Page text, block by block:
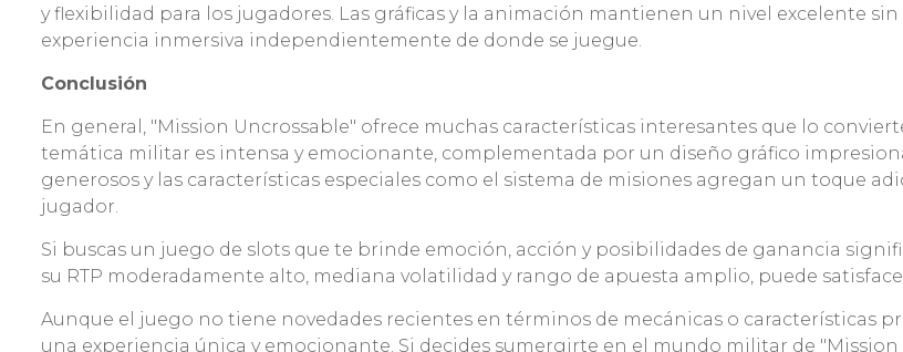
y flexibilidad para los jugadores. Las gráficas y la animación mantienen un nivel excelente
experiencia inmersiva independientemente de donde se juegue.
Conclusión
En general, "Mission Uncrossable" ofrece muchas características interesantes que lo
temática militar es intensa y emocionante, complementada por un diseño gráfico
generosos y las características especiales como el sistema de misiones agregan un toque
jugador.
Si buscas un juego de slots que te brinde emoción, acción y posibilidades de ganancia
su RTP moderadamente alto, mediana volatilidad y rango de apuesta amplio, puede
Aunque el juego no tiene novedades recientes en términos de mecánicas o características
una experiencia única y emocionante. Si decides sumergirte en el mundo militar de